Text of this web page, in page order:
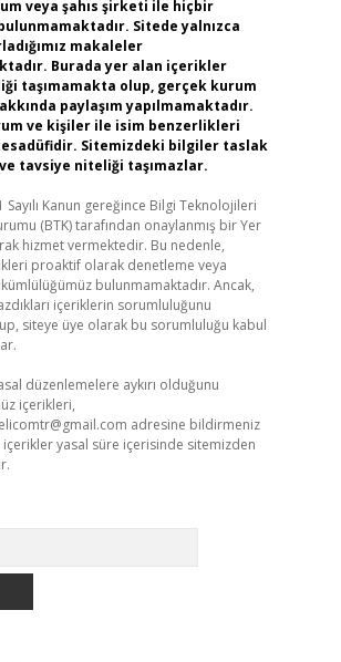
veya şahıs şirketi ile hiçbir
Sitede yalnızca
makaleler
Burada yer alan içerikler
taşımamakta olup, gerçek kurum
paylaşım yapılmamaktadır.
ve kişiler ile isim benzerlikleri
Sitemizdeki bilgiler taslak
tavsiye niteliği taşımazlar.
Sayılı Kanun gereğince Bilgi Teknolojileri
(BTK) tarafından onaylanmış bir Yer
hizmet vermektedir. Bu nedenle,
proaktif olarak denetleme veya
bulunmamaktadır. Ancak,
içeriklerin sorumluluğunu
siteye üye olarak bu sorumluluğu kabul
düzenlemelere aykırı olduğunu
içerikleri,
adresine bildirmeniz
yasal süre içerisinde sitemizden